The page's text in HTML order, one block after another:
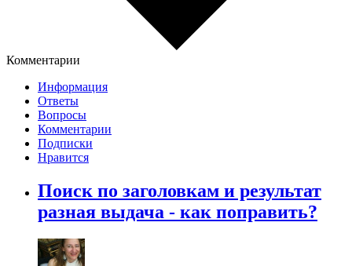
Комментарии
Информация
Ответы
Вопросы
Комментарии
Подписки
Нравится
Поиск по заголовкам и результат
разная выдача - как поправить?